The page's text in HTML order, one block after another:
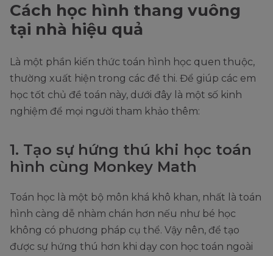
Cách học hình thang vuông
tại nhà hiệu quả
Là một phần kiến thức toán hình học quen thuộc,
thường xuất hiện trong các đề thi. Để giúp các em
học tốt chủ đề toán này, dưới đây là một số kinh
nghiệm để mọi người tham khảo thêm:
1. Tạo sự hứng thú khi học toán
hình cùng Monkey Math
Toán học là một bộ môn khá khô khan, nhất là toán
hình càng dễ nhàm chán hơn nếu như bé học
không có phương pháp cụ thể. Vậy nên, để tạo
được sự hứng thú hơn khi dạy con học toán ngoài